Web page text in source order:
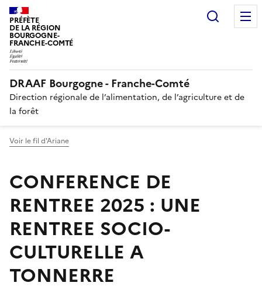
PRÉFÈTE
DE LA RÉGION
BOURGOGNE-
FRANCHE-COMTÉ
DRAAF Bourgogne - Franche-Comté
Direction régionale de l’alimentation, de l’agriculture et de
la forêt
Voir le fil d'Ariane
CONFERENCE DE
RENTREE 2025 : UNE
RENTREE SOCIO-
CULTURELLE A
TONNERRE